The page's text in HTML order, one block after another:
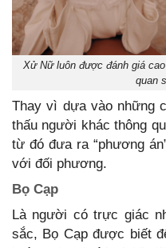
Xử Nữ luôn được đánh giá
quan
Thay vì dựa vào những
thấu người khác thông
từ đó đưa ra “phương
với đối phương.
Bọ Cạp
Là người có trực giác
sắc, Bọ Cạp được biết